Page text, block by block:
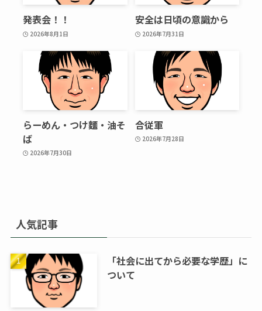
発表会！！
2026年8月1日
安全は日頃の意識から
2026年7月31日
らーめん・つけ麵・油そ
ば
2026年7月30日
合従軍
2026年7月28日
人気記事
「社会に出てから必要な学歴」に
ついて